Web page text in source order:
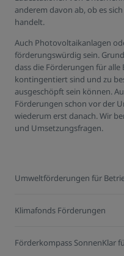
anderem davon ab, ob es
handelt.
Auch Photovoltaikanlagen
förderungswürdig sein.
dass die Förderungen für
kontingentiert sind und zu
ausgeschöpft sein können.
Förderungen schon vor der
wiederum erst danach. Wir
und Umsetzungsfragen.
Umweltförderungen für
Klimafonds Förderungen
Förderkompass SonnenKlar